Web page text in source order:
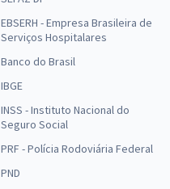
EBSERH - Empresa Brasileira de
Serviços Hospitalares
Banco do Brasil
IBGE
INSS - Instituto Nacional do
Seguro Social
PRF - Polícia Rodoviária Federal
PND